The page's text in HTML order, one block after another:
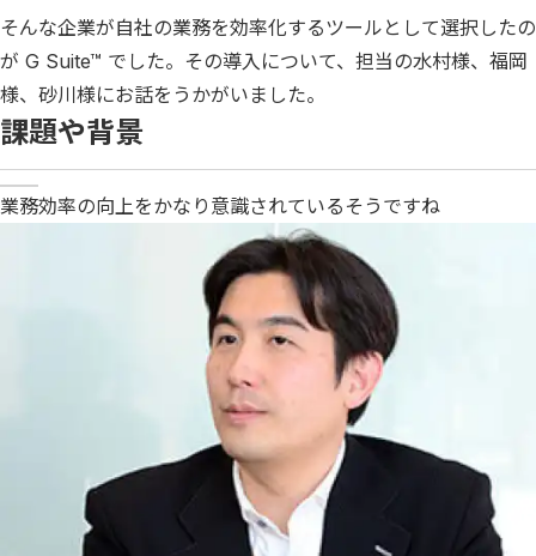
そんな企業が自社の業務を効率化するツールとして選択したの
が G Suite™ でした。その導入について、担当の水村様、福岡
様、砂川様にお話をうかがいました。
課題や背景
業務効率の向上をかなり意識されているそうですね